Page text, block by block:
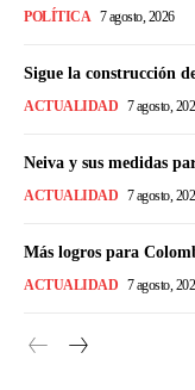
POLÍTICA 7 agosto, 2026
Sigue la construcción
ACTUALIDAD 7 agosto,
Neiva y sus medidas
ACTUALIDAD 7 agosto,
Más logros para
ACTUALIDAD 7 agosto,